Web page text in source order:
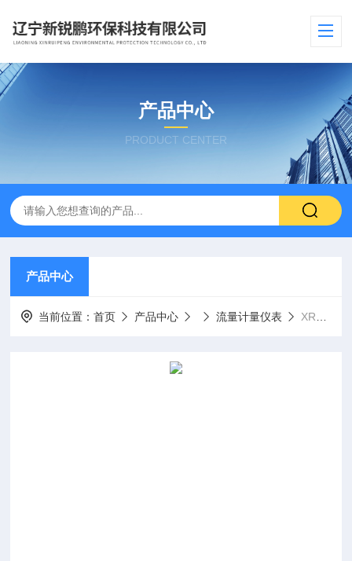
产品中心
PRODUCT CENTER
产品中心
当前位置：首页 产品中心 流量计量仪表 XRP305D系列外夹式双声道超声波流量计